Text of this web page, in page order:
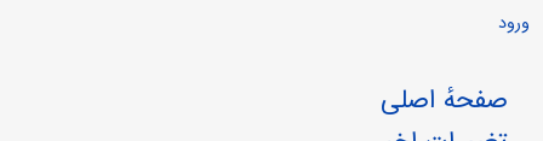
ورود
صفحهٔ اصلی